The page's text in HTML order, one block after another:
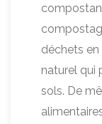
déchets
naturel qui
sols. De